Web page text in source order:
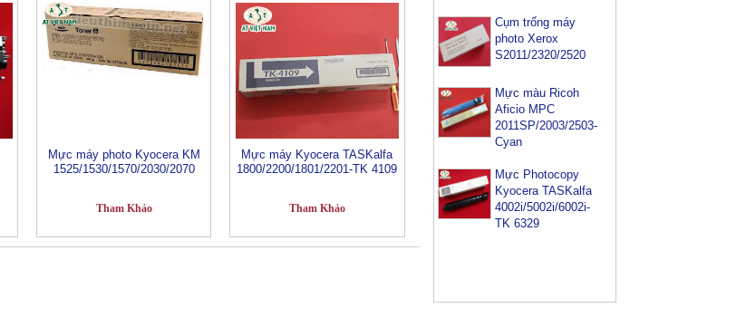
Mực máy photo Kyocera KM
1525/1530/1570/2030/2070
Tham Khảo
Mực máy Kyocera TASKalfa
1800/2200/1801/2201-TK 4109
Tham Khảo
S2011/2320/2520
Mực màu Ricoh
2011SP/2003/2503-
Cyan
Mực Photocopy
4002i/5002i/6002i-
TK 6329